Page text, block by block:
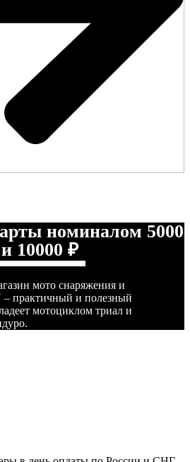
номиналом 5000
10000 ₽
мото снаряжения и
– практичный и полезный
мотоциклом триал и